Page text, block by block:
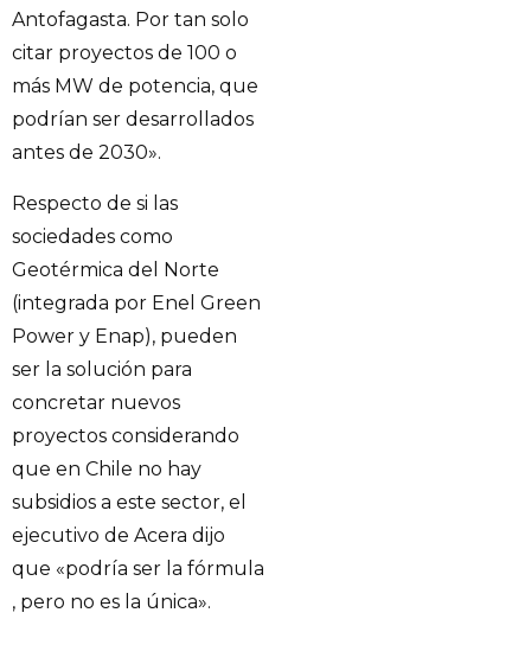
Antofagasta. Por tan solo
citar proyectos de 100 o
más MW de potencia, que
podrían ser desarrollados
antes de 2030».
Respecto de si las
sociedades como
Geotérmica del Norte
(integrada por Enel Green
Power y Enap), pueden
ser la solución para
concretar nuevos
proyectos considerando
que en Chile no hay
subsidios a este sector, el
ejecutivo de Acera dijo
que «podría ser la fórmula
, pero no es la única».